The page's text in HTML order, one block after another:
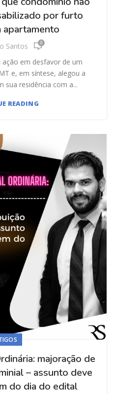
por furto
apartamento
Santos 0
em desfavor de um
e, em síntese, alegou a
sua residência com a...
READING
majoração de
– assunto deve
do dia do edital